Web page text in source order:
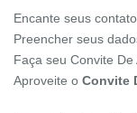
Encante seus
Preencher seus
Faça seu Convite
Aproveite o Convite